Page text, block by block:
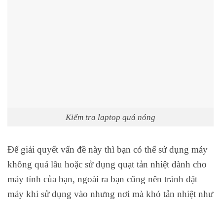
Kiểm tra laptop quá nóng
Để giải quyết vấn đề này thì bạn có thể sử dụng máy
không quá lâu hoặc sử dụng quạt tản nhiệt dành cho
máy tính của bạn, ngoài ra bạn cũng nên tránh đặt
máy khi sử dụng vào nhưng nơi mà khó tản nhiệt như